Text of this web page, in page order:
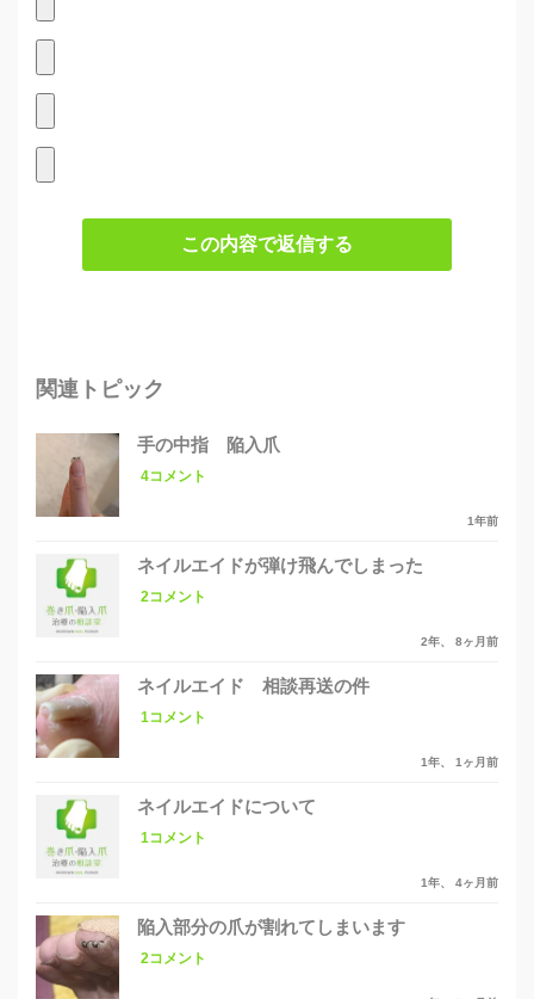
この内容で返信する
関連トピック
手の中指 陥入爪
4コメント
1年前
ネイルエイドが弾け飛んでしまった
2コメント
2年、 8ヶ月前
ネイルエイド 相談再送の件
1コメント
1年、 1ヶ月前
ネイルエイドについて
1コメント
1年、 4ヶ月前
陥入部分の爪が割れてしまいます
2コメント